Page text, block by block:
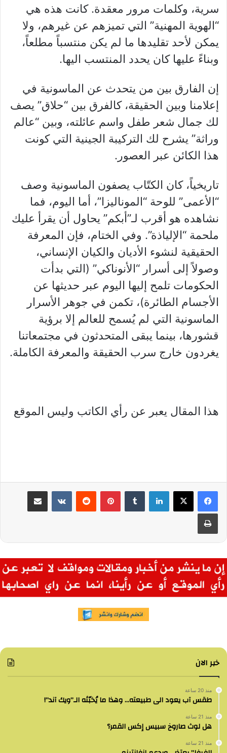
سرية، وكلمات مرور معقدة. كانت هذه هي
“الهوية المهنية” التي تميزهم عن غيرهم، ولا
يمكن لأحد تقليدها ما لم يكن منتسباً مطلعاً،
وبناءً عليها كان يحدد المنتسب اليها.
إن الفارق بين من يتحدث عن الماسونية في
إعلامنا وبين الحقيقة، كالفرق بين “حلاق” يصف
لك جمال شعر طفل واسم عائلته، وبين “عالم
وراثة” يشرح لك التركيبة الجينية التي كونت
هذا الكائن عبر العصور.
تاريخياً، كان الكتّاب يصفون الماسونية وصف
“الأعمى” للوحة “الموناليزا”، أما اليوم، فما
نشاهده هو أقرب لـ”أبكم” يحاول أن يقرأ عليك
ملحمة “الإلياذة”. وفي الختام، فإن المعرفة
الحقيقية لنشوء الأديان والكيان الإنساني،
وصولاً إلى أسرار “الأنوناكي” (التي بدأت
الحكومات تلمح إليها اليوم عبر حديثها عن
الأجسام الطائرة)، تكمن في جوهر الأسرار
الماسونية التي لم يُسمح للعالم إلا برؤية
قشورها، بينما يبقى المتحدثون في مجتمعاتنا
يغردون خارج سرب الحقيقة والمعرفة الكاملة.
هذا المقال يعبر عن رأي الكاتب وليس الموقع
لينكدإن بينتيريست مشاركة عبر البريد
طباعة
خبر الان
منذ 20 ساعة
طقس آب يعود الى طبيعته… وهذا ما يُخبّئه الـ”ويك آند”!
منذ 21 ساعة
هل لوث صاروخ سبيس إكس القمر؟
منذ 21 ساعة